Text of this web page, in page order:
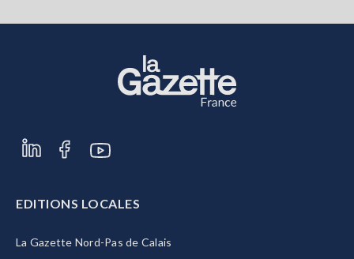
EDITIONS LOCALES
La Gazette Nord-Pas de Calais